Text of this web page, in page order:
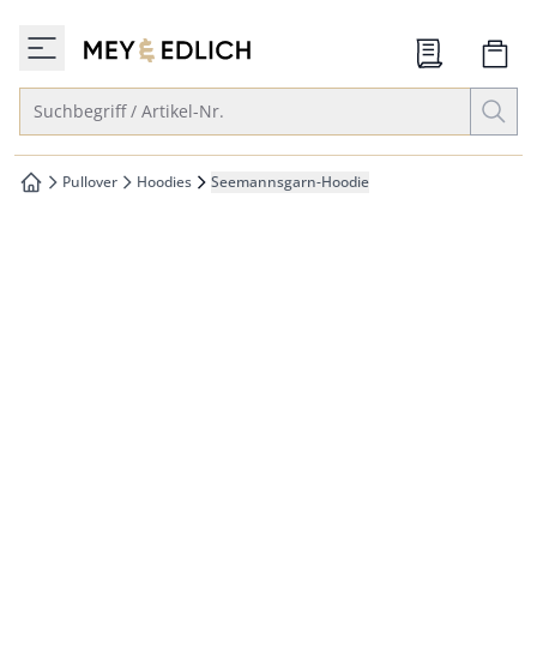
springen
springen
zur Startseite
Suchbegriff / Artikel-Nr.
zur Startseite
Pullover Hoodies Seemannsgarn-Hoodie